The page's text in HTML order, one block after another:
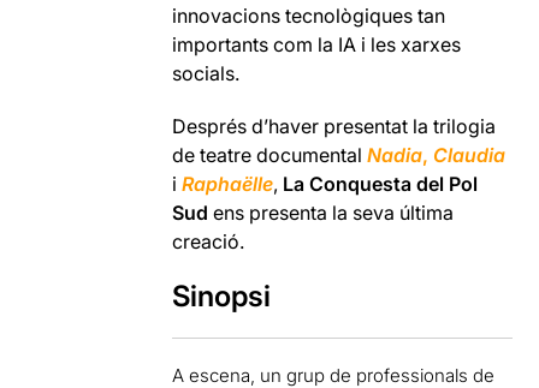
innovacions tecnològiques tan
importants com la IA i les xarxes
socials.
Després d’haver presentat la trilogia
de teatre documentalNadia, Claudia
iRaphaëlle, La Conquesta del Pol
Sud ens presenta la seva última
creació.
Sinopsi
A escena, un grup de professionals de